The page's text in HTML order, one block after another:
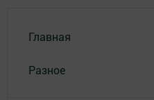
Главная
Разное